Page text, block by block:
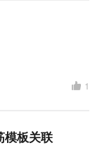
1
模板关联